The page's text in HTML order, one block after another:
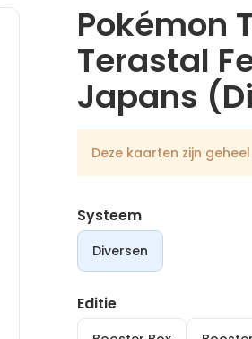
Pokémon
Terastal
Japans
Deze kaarten zijn
Systeem
Diversen
Editie